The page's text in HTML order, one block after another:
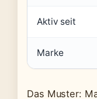
Aktiv seit
Marke
Das Muster: